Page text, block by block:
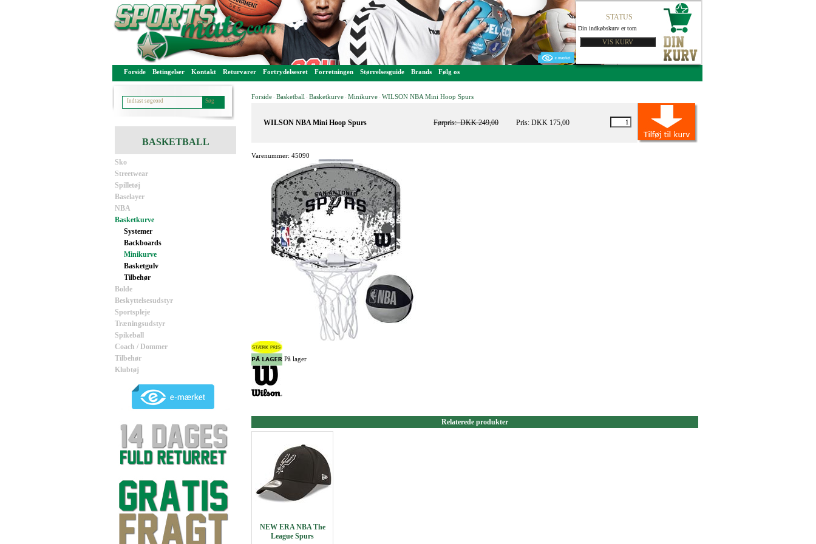
STATUS
Din indkøbskurv er tom
Forside Betingelser Kontakt Returvarer Fortrydelsesret Forretningen Størrelsesguide Brands Følg os
BASKETBALL
Sko
Streetwear
Spilletøj
Baselayer
NBA
Basketkurve
Systemer
Backboards
Minikurve
Basketgulv
Tilbehør
Bolde
Beskyttelsesudstyr
Sportspleje
Træningsudstyr
Spikeball
Coach / Dommer
Tilbehør
Klubtøj
Forside Basketball Basketkurve Minikurve WILSON NBA Mini Hoop Spurs
WILSON NBA Mini Hoop Spurs Førpris:DKK 249,00 Pris: DKK 175,00
Varenummer: 45090
På lager
Relaterede produkter
NEW ERA NBA The
League Spurs